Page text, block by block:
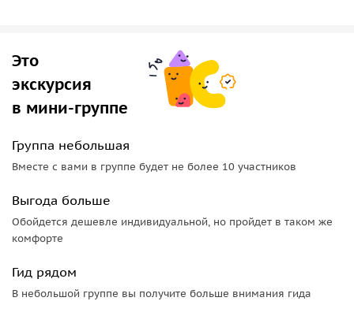
Это
экскурсия
в мини-группе
Группа небольшая
Вместе с вами в группе будет не более 10 участников
Выгода больше
Обойдется дешевле индивидуальной, но пройдет в таком же
комфорте
Гид рядом
В небольшой группе вы получите больше внимания гида